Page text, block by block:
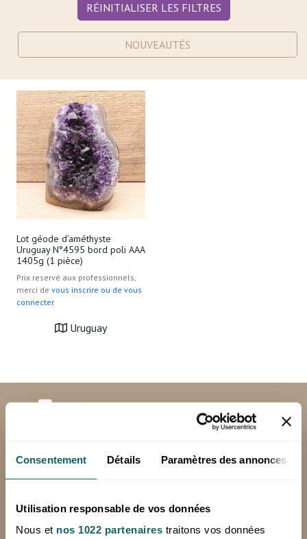
Consentement Détails Paramètres des annonces
Utilisation responsable de vos données
Nous et nos 1022 partenaires traitons vos données
RÉINITIALISER LES FILTRES
NOUVEAUTÉS
Lot géode d’améthyste
Uruguay N°4595 bord poli AAA
1405g (1 pièce)
Prix reservé aux professionnels,
merci de vous inscrire ou de vous
connecter
Uruguay
LIVRAISON GRATUITE
en France métropolitaine, hors corse en
HT d'achat
Minimum de commande: 100€ HT